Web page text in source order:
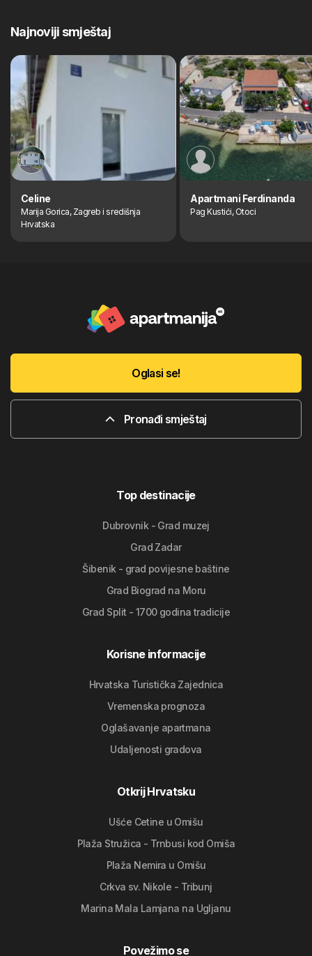
Najnoviji smještaj
Celine
Marija Gorica, Zagreb i središnja
Hrvatska
Apartmani Ferdinanda
Pag Kustići, Otoci
Oglasi se!
Pronađi smještaj
Top destinacije
Dubrovnik - Grad muzej
Grad Zadar
Šibenik - grad povijesne baštine
Grad Biograd na Moru
Grad Split - 1700 godina tradicije
Korisne informacije
Hrvatska Turistička Zajednica
Vremenska prognoza
Oglašavanje apartmana
Udaljenosti gradova
Otkrij Hrvatsku
Ušće Cetine u Omišu
Plaža Stružica - Trnbusi kod Omiša
Plaža Nemira u Omišu
Crkva sv. Nikole - Tribunj
Marina Mala Lamjana na Ugljanu
Povežimo se